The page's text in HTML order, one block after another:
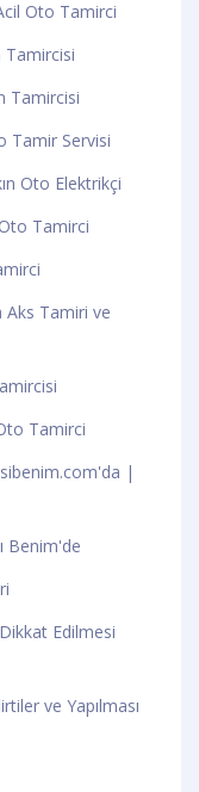
Oto Tamirci
Tamircisi
Tamircisi
Tamir Servisi
Oto Elektrikçi
Tamirci
Aks Tamiri ve
Tamirci
|
Benim'de
Edilmesi
ve Yapılması